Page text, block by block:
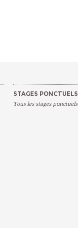
STAGES PONCTUELS
Tous les stages ponctuels